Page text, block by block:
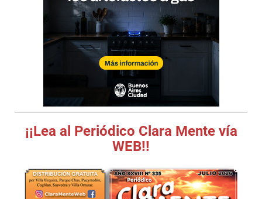
¡¡Lea al Periódico Clara Mente vía
WEB!!